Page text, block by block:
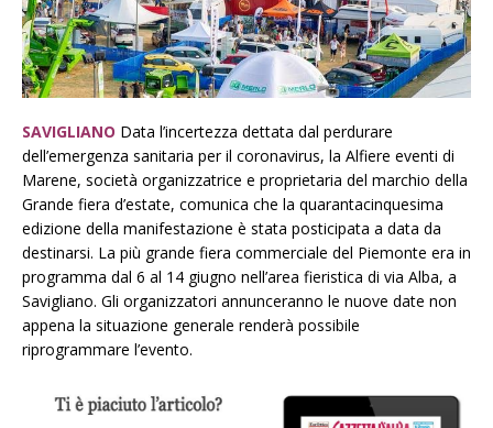
SAVIGLIANO Data l’incertezza dettata dal perdurare
dell’emergenza sanitaria per il coronavirus, la Alfiere eventi di
Marene, società organizzatrice e proprietaria del marchio della
Grande fiera d’estate, comunica che la quarantacinquesima
edizione della manifestazione è stata posticipata a data da
destinarsi. La più grande fiera commerciale del Piemonte era in
programma dal 6 al 14 giugno nell’area fieristica di via Alba, a
Savigliano. Gli organizzatori annunceranno le nuove date non
appena la situazione generale renderà possibile
riprogrammare l’evento.